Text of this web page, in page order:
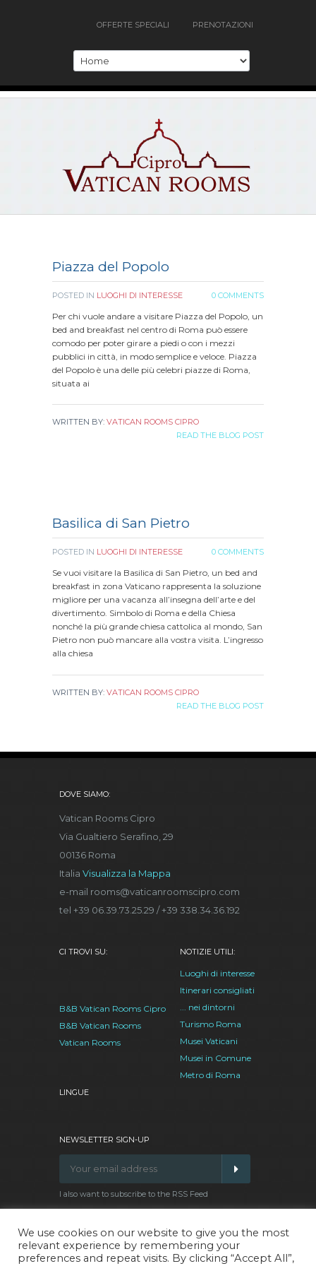
OFFERTE SPECIALI PRENOTAZIONI
Piazza del Popolo
POSTED IN LUOGHI DI INTERESSE 0 COMMENTS
Per chi vuole andare a visitare Piazza del Popolo, un
bed and breakfast nel centro di Roma può essere
comodo per poter girare a piedi o con i mezzi
pubblici in città, in modo semplice e veloce. Piazza
del Popolo è una delle più celebri piazze di Roma,
situata ai
WRITTEN BY: VATICAN ROOMS CIPRO
READ THE BLOG POST
Basilica di San Pietro
POSTED IN LUOGHI DI INTERESSE 0 COMMENTS
Se vuoi visitare la Basilica di San Pietro, un bed and
breakfast in zona Vaticano rappresenta la soluzione
migliore per una vacanza all’insegna dell’arte e del
divertimento. Simbolo di Roma e della Chiesa
nonché la più grande chiesa cattolica al mondo, San
Pietro non può mancare alla vostra visita. L’ingresso
alla chiesa
WRITTEN BY: VATICAN ROOMS CIPRO
READ THE BLOG POST
DOVE SIAMO:
Vatican Rooms Cipro
Via Gualtiero Serafino, 29
00136 Roma
Italia Visualizza la Mappa
e-mail rooms@vaticanroomscipro.com
tel +39 06.39.73.25.29 / +39 338.34.36.192
CI TROVI SU:
B&B Vatican Rooms Cipro
B&B Vatican Rooms
Vatican Rooms
LINGUE
NOTIZIE UTILI:
Luoghi di interesse
Itinerari consigliati
... nei dintorni
Turismo Roma
Musei Vaticani
Musei in Comune
Metro di Roma
NEWSLETTER SIGN-UP
I also want to subscribe to the RSS Feed
Facebook
Google
TwitterPinterest
We use cookies on our website to give you the most
relevant experience by remembering your
preferences and repeat visits. By clicking “Accept All”,